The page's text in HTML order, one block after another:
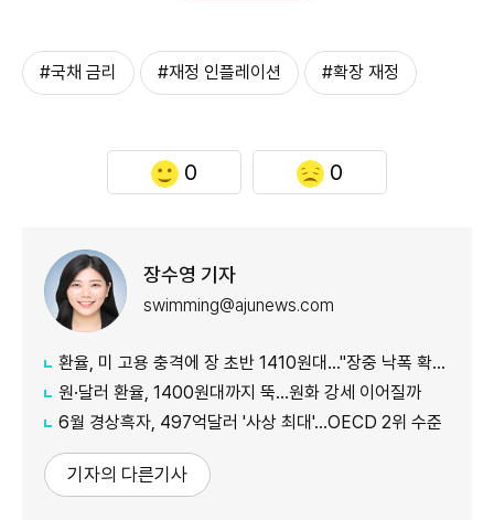
#국채 금리 #재정 인플레이션 #확장 재정
0 0
장수영 기자
swimming@ajunews.com
환율, 미 고용 충격에 장 초반 1410원대…"장중 낙폭 확대 전망"
원·달러 환율, 1400원대까지 뚝…원화 강세 이어질까
6월 경상흑자, 497억달러 '사상 최대'…OECD 2위 수준
기자의 다른기사